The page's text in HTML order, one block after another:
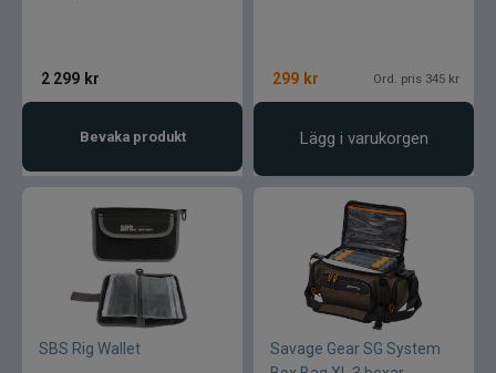
2 299 kr
Bevaka produkt
299 kr Ord. pris 345 kr
Lägg i varukorgen
SBS Rig Wallet
Savage Gear SG System